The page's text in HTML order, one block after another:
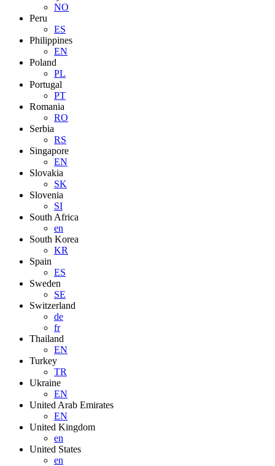
NO
Peru
ES
Philippines
EN
Poland
PL
Portugal
PT
Romania
RO
Serbia
RS
Singapore
EN
Slovakia
SK
Slovenia
SI
South Africa
en
South Korea
KR
Spain
ES
Sweden
SE
Switzerland
de
fr
Thailand
EN
Turkey
TR
Ukraine
EN
United Arab Emirates
EN
United Kingdom
en
United States
en